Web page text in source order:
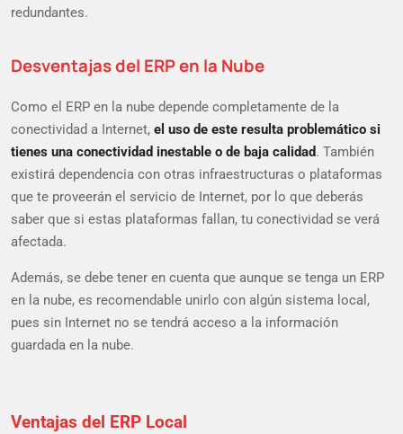
redundantes.
Desventajas del ERP en la Nube
Como el ERP en la nube depende completamente de la
conectividad a Internet, el uso de este resulta problemático si
tienes una conectividad inestable o de baja calidad. También
existirá dependencia con otras infraestructuras o plataformas
que te proveerán el servicio de Internet, por lo que deberás
saber que si estas plataformas fallan, tu conectividad se verá
afectada.
Además, se debe tener en cuenta que aunque se tenga un ERP
en la nube, es recomendable unirlo con algún sistema local,
pues sin Internet no se tendrá acceso a la información
guardada en la nube.
Ventajas del ERP Local